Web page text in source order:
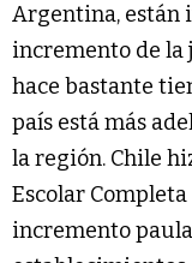
Argentina, están
incremento de la
hace bastante
país está más
la región. Chile
Escolar
incremento